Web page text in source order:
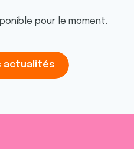
pour le moment.
actualités